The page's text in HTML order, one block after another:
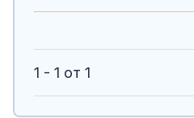
1 - 1 от 1